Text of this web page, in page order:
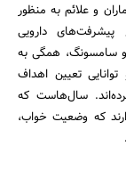
و علائم به منظور
دارویی
است. گجت‌های پوشیدنی مانند Fitbit، ساعت Apple و سامسونگ، همگی به
تعیین اهداف
سال‌هاست که
که وضعیت خواب،